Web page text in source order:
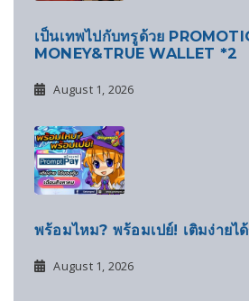
เป็นเทพไปกับทรูด้วย
MONEY&TRUE WALLET *2
August 1, 2026
พร้อมไหม? พร้อมเปย์! เติมง่ายไ
August 1, 2026